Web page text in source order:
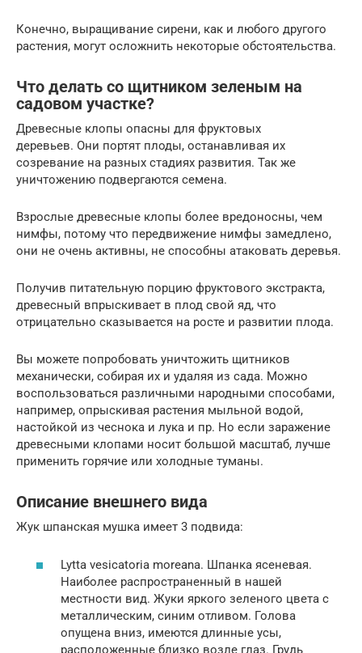
Конечно, выращивание сирени, как и любого другого
растения, могут осложнить некоторые обстоятельства.
Что делать со щитником зеленым на
садовом участке?
Древесные клопы опасны для фруктовых
деревьев. Они портят плоды, останавливая их
созревание на разных стадиях развития. Так же
уничтожению подвергаются семена.
Взрослые древесные клопы более вредоносны, чем
нимфы, потому что передвижение нимфы замедлено,
они не очень активны, не способны атаковать деревья.
Получив питательную порцию фруктового экстракта,
древесный впрыскивает в плод свой яд, что
отрицательно сказывается на росте и развитии плода.
Вы можете попробовать уничтожить щитников
механически, собирая их и удаляя из сада. Можно
воспользоваться различными народными способами,
например, опрыскивая растения мыльной водой,
настойкой из чеснока и лука и пр. Но если заражение
древесными клопами носит большой масштаб, лучше
применить горячие или холодные туманы.
Описание внешнего вида
Жук шпанская мушка имеет 3 подвида:
Lytta vesicatoria moreana. Шпанка ясеневая.
Наиболее распространенный в нашей
местности вид. Жуки яркого зеленого цвета с
металлическим, синим отливом. Голова
опущена вниз, имеются длинные усы,
расположенные близко возле глаз. Грудь